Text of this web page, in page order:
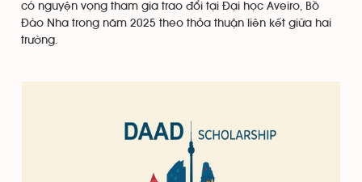
có nguyện vọng tham gia trao đổi tại Đại học Aveiro, Bồ
Đào Nha trong năm 2025 theo thỏa thuận liên kết giữa hai
trường.